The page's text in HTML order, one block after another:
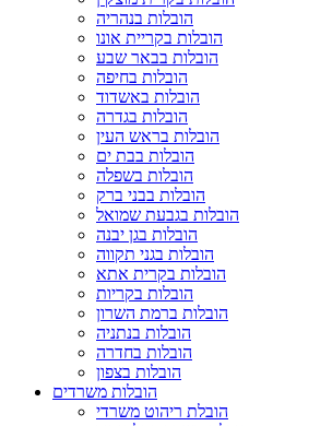
הובלות בנהריה
הובלות בקריית אונו
הובלות בבאר שבע
הובלות בחיפה
הובלות באשדוד
הובלות בגדרה
הובלות בראש העין
הובלות בבת ים
הובלות בשפלה
הובלות בבני ברק
הובלות בגבעת שמואל
הובלות בגן יבנה
הובלות בגני תקווה
הובלות בקרית אתא
הובלות בקריות
הובלות ברמת השרון
הובלות בנתניה
הובלות בחדרה
הובלות בצפון
הובלות משרדים
הובלת ריהוט משרדי